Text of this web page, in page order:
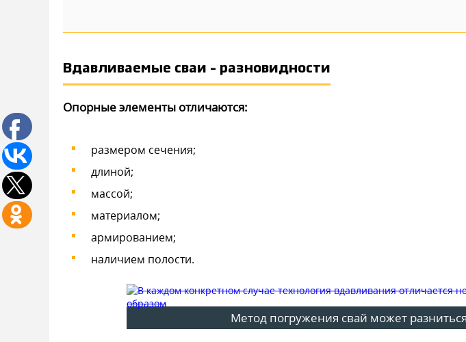
Вдавливаемые сваи – разновидности
Опорные элементы отличаются:
размером сечения;
длиной;
массой;
материалом;
армированием;
наличием полости.
Метод погружения свай может разниться